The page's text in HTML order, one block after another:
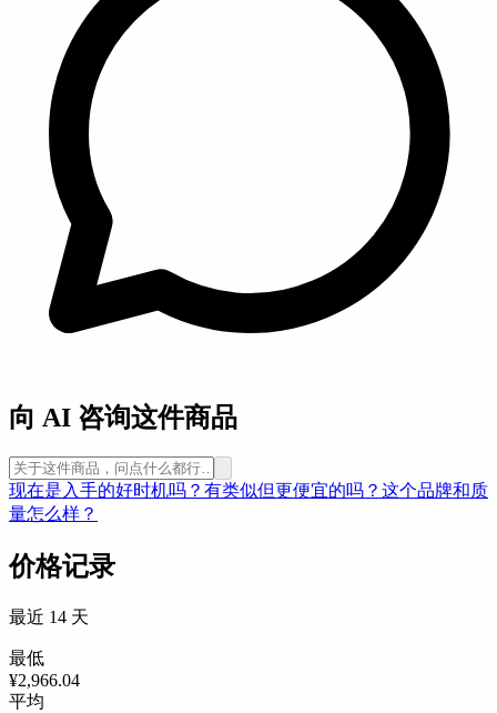
向 AI 咨询这件商品
现在是入手的好时机吗？ 有类似但更便宜的吗？ 这个品牌和质
量怎么样？
价格记录
最近 14 天
最低
¥2,966.04
平均